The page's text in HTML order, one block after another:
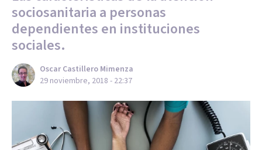
sociosanitaria a personas
dependientes en instituciones
sociales.
Oscar Castillero Mimenza
29 noviembre, 2018 - 22:37